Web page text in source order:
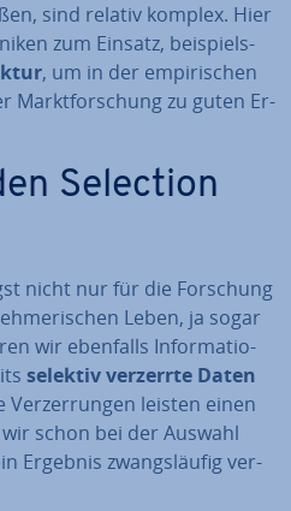
sind relativ komplex. Hier
zum Einsatz, bei­spiels­
, um in der em­pi­ri­schen
Markt­for­schung zu guten Er­
Selection
nicht nur für die Forschung
Leben, ja sogar
wir ebenfalls In­for­ma­tio­
selektiv verzerrte Daten
leisten einen
schon bei der Auswahl
Ergebnis zwangs­läu­fig ver­